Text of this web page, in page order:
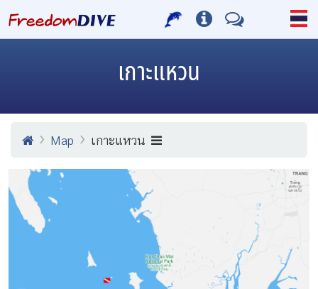
เกาะแหวน
Map เกาะแหวน